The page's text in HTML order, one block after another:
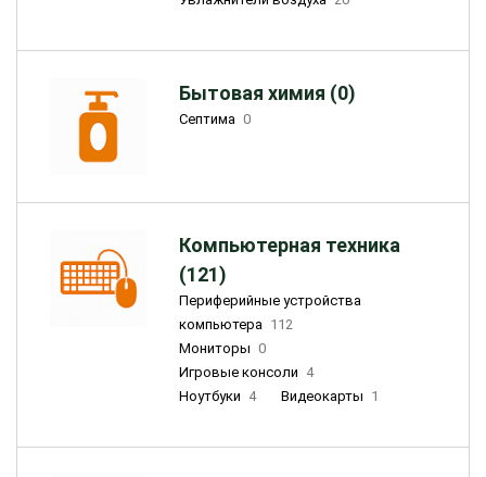
Бытовая химия (0)
Септима 0
Компьютерная техника
(121)
Периферийные устройства
компьютера 112
Мониторы 0
Игровые консоли 4
Ноутбуки 4 Видеокарты 1